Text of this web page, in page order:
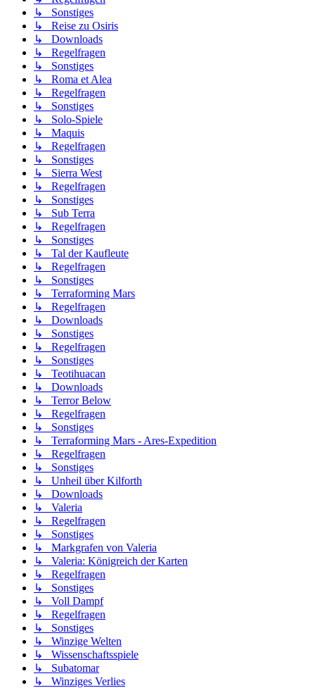
↳ Sonstiges
↳ Reise zu Osiris
↳ Downloads
↳ Regelfragen
↳ Sonstiges
↳ Roma et Alea
↳ Regelfragen
↳ Sonstiges
↳ Solo-Spiele
↳ Maquis
↳ Regelfragen
↳ Sonstiges
↳ Sierra West
↳ Regelfragen
↳ Sonstiges
↳ Sub Terra
↳ Regelfragen
↳ Sonstiges
↳ Tal der Kaufleute
↳ Regelfragen
↳ Sonstiges
↳ Terraforming Mars
↳ Regelfragen
↳ Downloads
↳ Sonstiges
↳ Regelfragen
↳ Sonstiges
↳ Teotihuacan
↳ Downloads
↳ Terror Below
↳ Regelfragen
↳ Sonstiges
↳ Terraforming Mars - Ares-Expedition
↳ Regelfragen
↳ Sonstiges
↳ Unheil über Kilforth
↳ Downloads
↳ Valeria
↳ Regelfragen
↳ Sonstiges
↳ Markgrafen von Valeria
↳ Valeria: Königreich der Karten
↳ Regelfragen
↳ Sonstiges
↳ Voll Dampf
↳ Regelfragen
↳ Sonstiges
↳ Winzige Welten
↳ Wissenschaftsspiele
↳ Subatomar
↳ Winziges Verlies